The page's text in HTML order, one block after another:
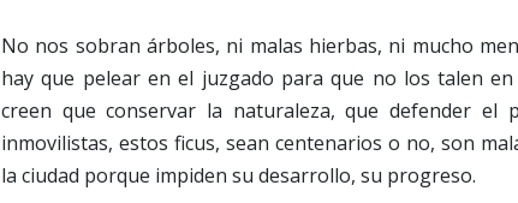
No nos sobran árboles, ni malas hierbas, ni mucho
hay que pelear en el juzgado para que no los talen
creen que conservar la naturaleza, que defender el
inmovilistas, estos ficus, sean centenarios o no, son
la ciudad porque impiden su desarrollo, su progreso.